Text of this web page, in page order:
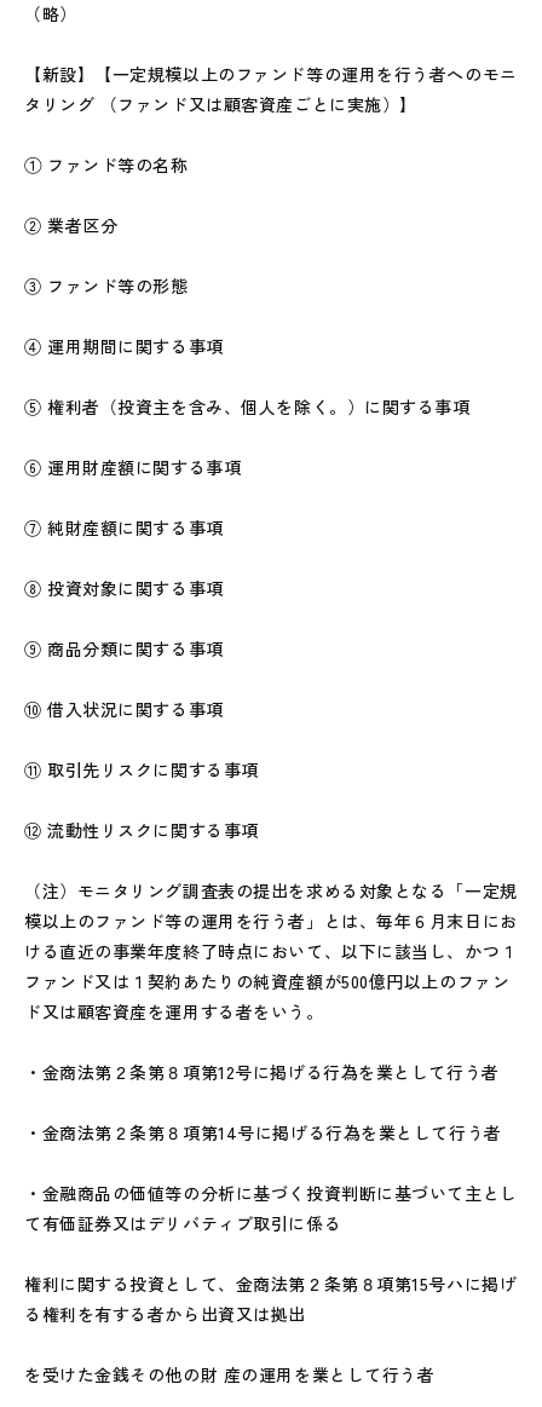
（略）
【新設】【一定規模以上のファンド等の運用を行う者へのモニ
タリング （ファンド又は顧客資産ごとに実施）】
① ファンド等の名称
② 業者区分
③ ファンド等の形態
④ 運用期間に関する事項
⑤ 権利者（投資主を含み、個人を除く。）に関する事項
⑥ 運用財産額に関する事項
⑦ 純財産額に関する事項
⑧ 投資対象に関する事項
⑨ 商品分類に関する事項
⑩ 借入状況に関する事項
⑪ 取引先リスクに関する事項
⑫ 流動性リスクに関する事項
（注）モニタリング調査表の提出を求める対象となる「一定規
模以上のファンド等の運用を行う者」とは、毎年６月末日にお
ける直近の事業年度終了時点において、以下に該当し、かつ１
ファンド又は１契約あたりの純資産額が500億円以上のファン
ド又は顧客資産を運用する者をいう。
・金商法第２条第８項第12号に掲げる行為を業として行う者
・金商法第２条第８項第14号に掲げる行為を業として行う者
・金融商品の価値等の分析に基づく投資判断に基づいて主とし
て有価証券又はデリバティブ取引に係る
権利に関する投資として、金商法第２条第８項第15号ハに掲げ
る権利を有する者から出資又は拠出
を受けた金銭その他の財 産の運用を業として行う者